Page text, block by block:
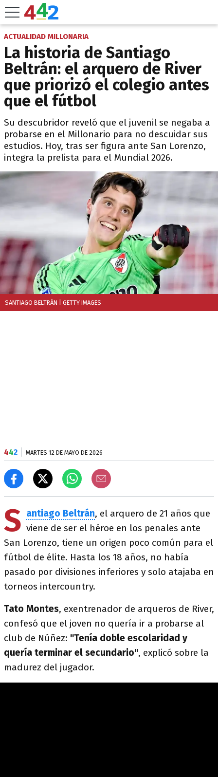
ACTUALIDAD MILLONARIA
La historia de Santiago
Beltrán: el arquero de River
que priorizó el colegio antes
que el fútbol
Su descubridor reveló que el juvenil se negaba a
probarse en el Millonario para no descuidar sus
estudios. Hoy, tras ser figura ante San Lorenzo,
integra la prelista para el Mundial 2026.
SANTIAGO BELTRÁN | GETTY IMAGES
442 MARTES 12 DE MAYO DE 2026
S antiago Beltrán, el arquero de 21 años que
viene de ser el héroe en los penales ante
San Lorenzo, tiene un origen poco común para el
fútbol de élite. Hasta los 18 años, no había
pasado por divisiones inferiores y solo atajaba en
torneos intercountry.
Tato Montes, exentrenador de arqueros de River,
confesó que el joven no quería ir a probarse al
club de Núñez: "Tenía doble escolaridad y
quería terminar el secundario", explicó sobre la
madurez del jugador.